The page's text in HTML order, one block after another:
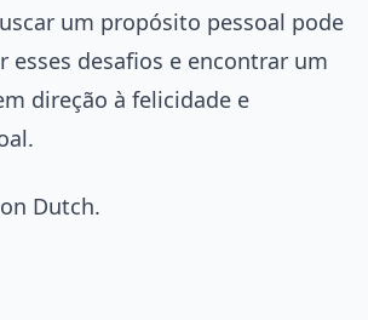
um propósito pessoal pode
esses desafios e encontrar um
direção à felicidade e
Dutch.